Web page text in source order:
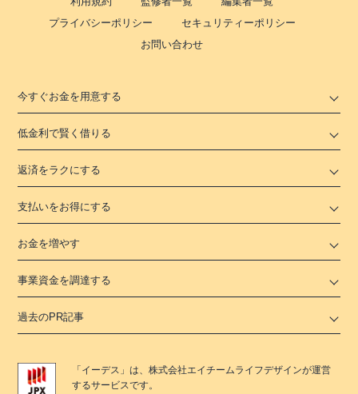
プライバシーポリシー
セキュリティーポリシー
お問い合わせ
今すぐお金を用意する
低金利で賢く借りる
返済をラクにする
支払いをお得にする
お金を増やす
事業資金を調達する
過去のPR記事
「 イーデス 」は、株式会社エイチームライフデザインが運営
するサービスです。